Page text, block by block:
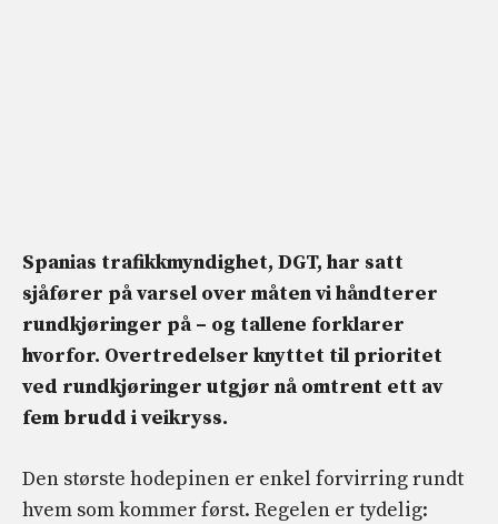
Spanias trafikkmyndighet, DGT, har satt
sjåfører på varsel over måten vi håndterer
rundkjøringer på – og tallene forklarer
hvorfor. Overtredelser knyttet til prioritet
ved rundkjøringer utgjør nå omtrent ett av
fem brudd i veikryss.
Den største hodepinen er enkel forvirring rundt
hvem som kommer først. Regelen er tydelig: